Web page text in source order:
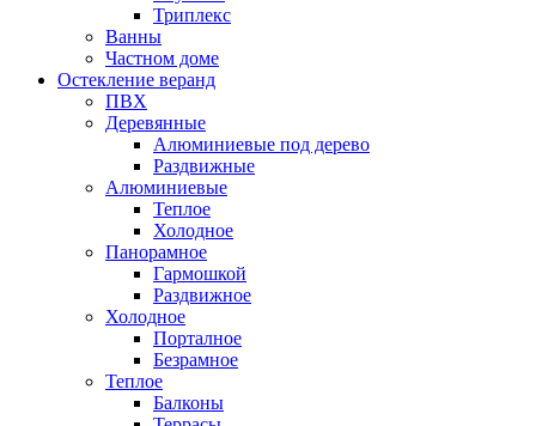
Триплекс
Ванны
Частном доме
Остекление веранд
ПВХ
Деревянные
Алюминиевые под дерево
Раздвижные
Алюминиевые
Теплое
Холодное
Панорамное
Гармошкой
Раздвижное
Холодное
Порталное
Безрамное
Теплое
Балконы